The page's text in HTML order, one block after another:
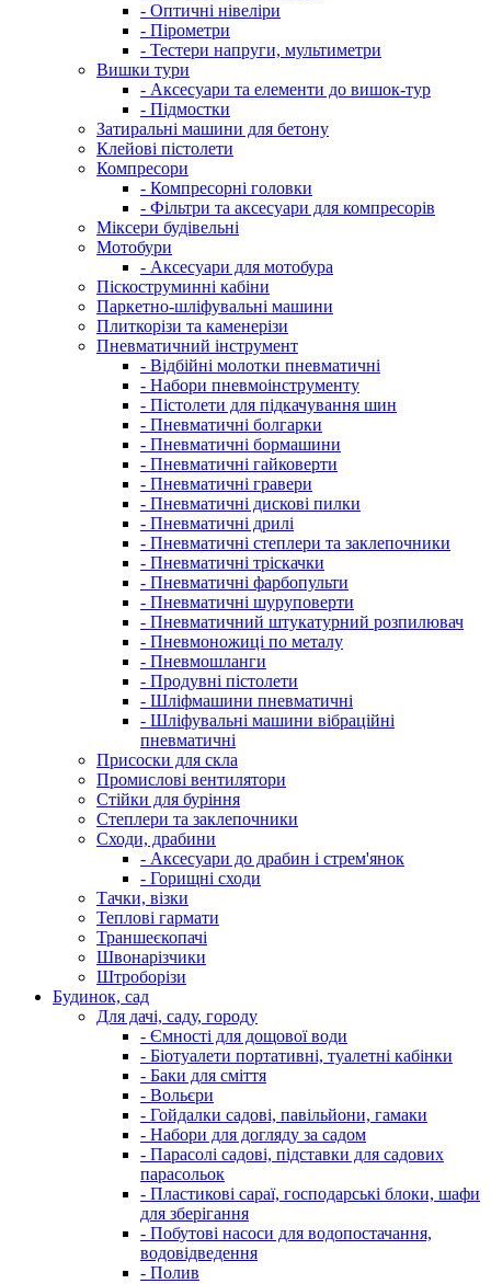
- Оптичні нівеліри
- Пірометри
- Тестери напруги, мультиметри
Вишки тури
- Аксесуари та елементи до вишок-тур
- Підмостки
Затиральні машини для бетону
Клейові пістолети
Компресори
- Компресорні головки
- Фільтри та аксесуари для компресорів
Міксери будівельні
Мотобури
- Аксесуари для мотобура
Піскоструминні кабіни
Паркетно-шліфувальні машини
Плиткорізи та каменерізи
Пневматичний інструмент
- Відбійні молотки пневматичні
- Набори пневмоінструменту
- Пістолети для підкачування шин
- Пневматичні болгарки
- Пневматичні бормашини
- Пневматичні гайковерти
- Пневматичні гравери
- Пневматичні дискові пилки
- Пневматичні дрилі
- Пневматичні степлери та заклепочники
- Пневматичні тріскачки
- Пневматичні фарбопульти
- Пневматичні шуруповерти
- Пневматичний штукатурний розпилювач
- Пневмоножиці по металу
- Пневмошланги
- Продувні пістолети
- Шліфмашини пневматичні
- Шліфувальні машини вібраційні
пневматичні
Присоски для скла
Промислові вентилятори
Стійки для буріння
Степлери та заклепочники
Сходи, драбини
- Аксесуари до драбин і стрем'янок
- Горищні сходи
Тачки, візки
Теплові гармати
Траншеєкопачі
Швонарізчики
Штроборізи
Будинок, сад
Для дачі, саду, городу
- Ємності для дощової води
- Біотуалети портативні, туалетні кабінки
- Баки для сміття
- Вольєри
- Гойдалки садові, павільйони, гамаки
- Набори для догляду за садом
- Парасолі садові, підставки для садових
парасольок
- Пластикові сараї, господарські блоки, шафи
для зберігання
- Побутові насоси для водопостачання,
водовідведення
- Полив